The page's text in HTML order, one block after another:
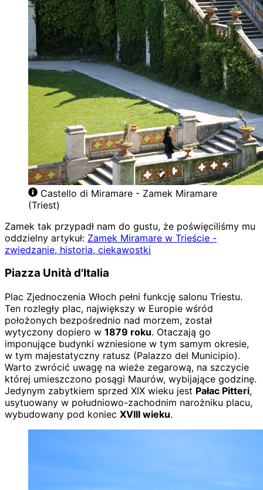
Castello di Miramare - Zamek Miramare
(Triest)
Zamek tak przypadł nam do gustu, że poświęciliśmy mu
oddzielny artykuł: Zamek Miramare w Trieście -
zwiedzanie, historia, ciekawostki
Piazza Unità d'Italia
Plac Zjednoczenia Włoch pełni funkcję salonu Triestu.
Ten rozległy plac, największy w Europie wśród
położonych bezpośrednio nad morzem, został
wytyczony dopiero w 1879 roku. Otaczają go
imponujące budynki wzniesione w tym samym okresie,
w tym majestatyczny ratusz (Palazzo del Municipio).
Warto zwrócić uwagę na wieże zegarową, na szczycie
której umieszczono posągi Maurów, wybijające godzinę.
Jedynym zabytkiem sprzed XIX wieku jest Pałac Pitteri,
usytuowany w południowo-zachodnim narożniku placu,
wybudowany pod koniec XVIII wieku.